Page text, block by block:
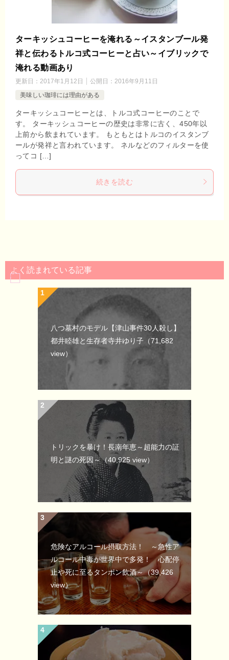
ターキッシュコーヒーを淹れる～イスタンブール発
祥と伝わるトルコ式コーヒーと占い～イブリックで
淹れる動画あり
更新日： 2017年1月12日 公開日： 2016年9月11日
美味しい珈琲には理由がある
ターキッシュコーヒーとは、トルコ式コーヒーのことで
す。 ターキッシュコーヒーの歴史は非常に古く、450年以
上前から飲まれています。 もともとはトルコのイスタンブ
ールが発祥と言われています。 ネルなどのフィルターを使
ってコ […]
続きを読む
よく読まれている記事
八つ墓村のモデル【津山事件30人殺し】
都井睦雄と生存者寺井ゆり子 （71,682
view）
トリックを暴け！長南年恵～超能力の証
明と謎の死因～（40,925 view）
危険なアルコール摂取方法！ ～急性ア
ルコール中毒が世界中で多発！ 心配停
止や死に至るタンポン飲酒～（39,426
view）